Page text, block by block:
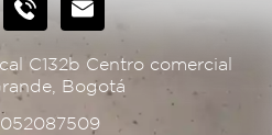
C132b Centro comercial
Bogotá